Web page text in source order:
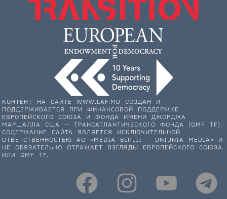
КОНТЕНТ НА САЙТЕ WWW.LAF.MD СОЗДАН И
ПОДДЕРЖИВАЕТСЯ ПРИ ФИНАНСОВОЙ ПОДДЕРЖКЕ
ЕВРОПЕЙСКОГО СОЮЗА И ФОНДА ИМЕНИ ДЖОРДЖА
МАРШАЛЛА США — ТРАНСАТЛАНТИЧЕСКОГО ФОНДА (GMF TF).
СОДЕРЖАНИЕ САЙТА ЯВЛЯЕТСЯ ИСКЛЮЧИТЕЛЬНОЙ
ОТВЕТСТВЕННОСТЬЮ АО «MEDIA BIRLII – UNIUNIA MEDIA» И
НЕ ОБЯЗАТЕЛЬНО ОТРАЖАЕТ ВЗГЛЯДЫ ЕВРОПЕЙСКОГО СОЮЗА
ИЛИ GMF TF.